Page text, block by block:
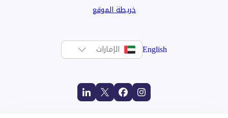
خريطة الموقع
English الإمارات